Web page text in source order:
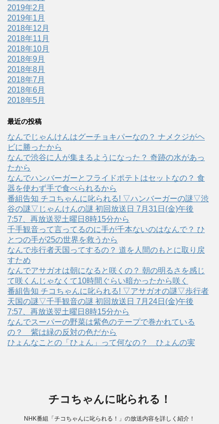
2019年2月
2019年1月
2018年12月
2018年11月
2018年10月
2018年9月
2018年8月
2018年7月
2018年6月
2018年5月
最近の投稿
なんでじゃんけんはグーチョキパーなの？ ナメクジがヘ
ビに勝ったから
なんで渋谷に人が集まるようになった？ 奇跡の水があっ
たから
なんでハンバーガーとフライドポテトはセットなの？ 食
器を使わず手で食べられるから
番組告知 チコちゃんに叱られる! ▽ハンバーガーの謎▽渋
谷の謎▽じゃんけんの謎 初回放送日 7月31日(金)午後
7:57、再放送翌土曜日8時15分から
千手観音って言ってるのに手が千本ないのはなんで？ ひ
とつの手が25の世界を救うから
なんで歩行者天国ってするの？ 道を人間のもとに取り戻
すため
なんでアサガオは朝になると咲くの？ 朝の明るさを感じ
て咲くんじゃなくて10時間ぐらい暗かったから咲く
番組告知 チコちゃんに叱られる! ▽アサガオの謎▽歩行者
天国の謎▽千手観音の謎 初回放送日 7月24日(金)午後
7:57、再放送翌土曜日8時15分から
なんでスーパーの野菜は紫色のテープで巻かれている
の？ 紫は緑の反対の色だから
ひょんなことの「ひょん」って何なの？ ひょんの実
チコちゃんに叱られる！
NHK番組「チコちゃんに叱られる！」の放送内容を詳しく紹介！